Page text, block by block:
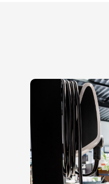
Over ons
Vacatures